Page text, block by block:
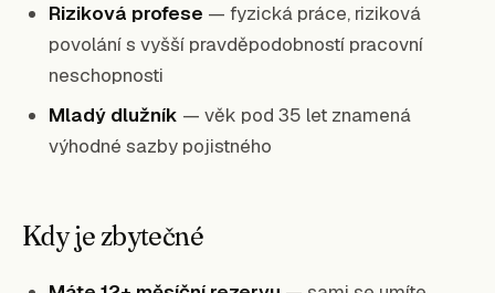
Riziková profese — fyzická práce, riziková
povolání s vyšší pravděpodobností pracovní
neschopnosti
Mladý dlužník — věk pod 35 let znamená
výhodné sazby pojistného
Kdy je zbytečné